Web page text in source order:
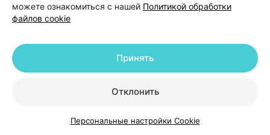
рекомендации хирурга. Обычно пациентам
советуют:
отказаться от посещения бани и сауны;
не загорать и не находиться долго под
временно отказаться от агрессивных средств
можете ознакомиться с нашей Политикой обработки
файлов cookie
Отклонить
Принять
Персональные настройки Cookie